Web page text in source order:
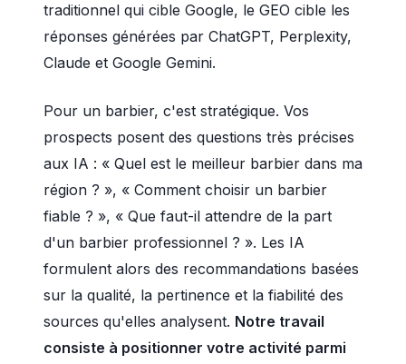
traditionnel qui cible Google, le GEO cible les
réponses générées par ChatGPT, Perplexity,
Claude et Google Gemini.
Pour un barbier, c'est stratégique. Vos
prospects posent des questions très précises
aux IA : « Quel est le meilleur barbier dans ma
région ? », « Comment choisir un barbier
fiable ? », « Que faut-il attendre de la part
d'un barbier professionnel ? ». Les IA
formulent alors des recommandations basées
sur la qualité, la pertinence et la fiabilité des
sources qu'elles analysent. Notre travail
consiste à positionner votre activité parmi